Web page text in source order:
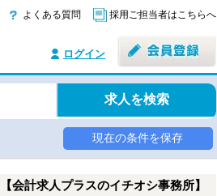
よくある質問 採用ご担当者はこちらへ
ログイン
求人を検索
現在の条件を保存
【会計求人プラスのイチオシ事務所】